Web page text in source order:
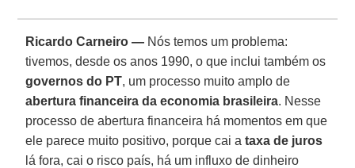
Ricardo Carneiro — Nós temos um problema:
tivemos, desde os anos 1990, o que inclui também os
governos do PT, um processo muito amplo de
abertura financeira da economia brasileira. Nesse
processo de abertura financeira há momentos em que
ele parece muito positivo, porque cai ataxa de juros
lá fora, cai o risco país, há um influxo de dinheiro